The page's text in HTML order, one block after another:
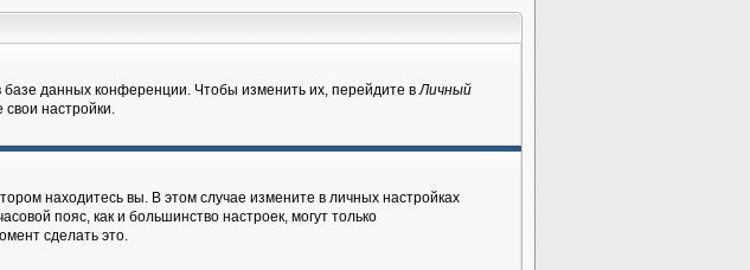
базе данных конференции. Чтобы изменить их, перейдите вЛичный
настройки.
находитесь вы. В этом случае измените в личных настройках
пояс, как и большинство настроек, могут только
сделать это.